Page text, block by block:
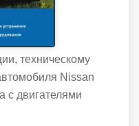
техническому
Nissan
с двигателями